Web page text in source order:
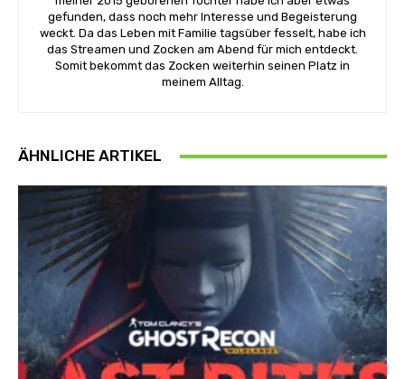
gefunden, dass noch mehr Interesse und Begeisterung
weckt. Da das Leben mit Familie tagsüber fesselt, habe ich
das Streamen und Zocken am Abend für mich entdeckt.
Somit bekommt das Zocken weiterhin seinen Platz in
meinem Alltag.
ÄHNLICHE ARTIKEL